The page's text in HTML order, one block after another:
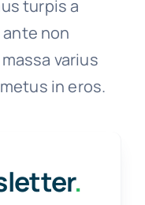
turpis a
non
varius
in eros.
.